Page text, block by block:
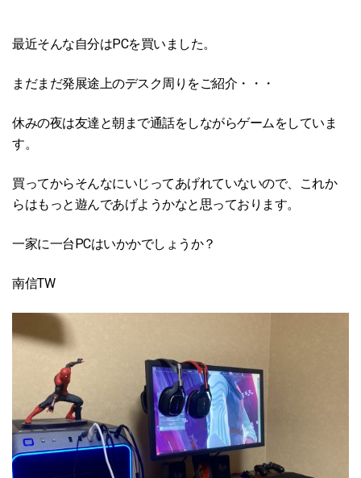
最近そんな自分はPCを買いました。
まだまだ発展途上のデスク周りをご紹介・・・
休みの夜は友達と朝まで通話をしながらゲームをしていま
す。
買ってからそんなにいじってあげれていないので、これか
らはもっと遊んであげようかなと思っております。
一家に一台PCはいかかでしょうか？
南信TW